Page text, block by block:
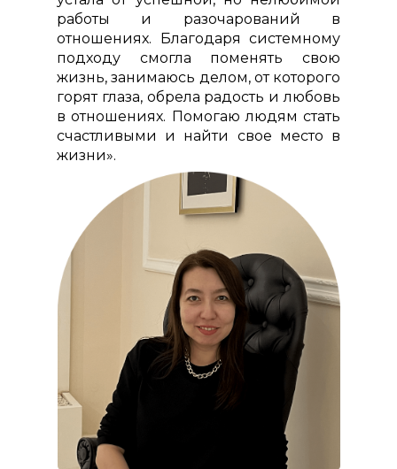
работы и разочарований в
отношениях. Благодаря системному
подходу смогла поменять свою
жизнь, занимаюсь делом, от которого
горят глаза, обрела радость и любовь
в отношениях. Помогаю людям стать
счастливыми и найти свое место в
жизни».